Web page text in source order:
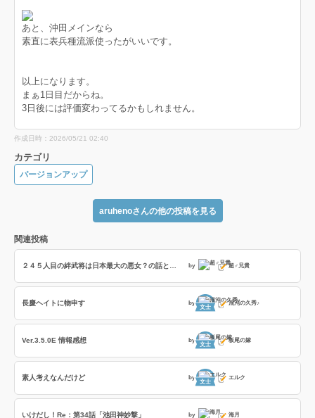
あと、沖田メインなら
素直に表兵種流派使ったがいいです。
以上になります。
まぁ1日目だからね。
3日後には評価変わってるかもしれません。
作成日時：2026/05/21 02:40
カテゴリ
バージョンアップ
aruhenoさんの他の投稿を見る
関連投稿
by 超♂兄貴
長慶ヘイトに物申す by
文士
混沌の久秀♪
Ver.3.5.0E 情報感想 by
文士
板尾の嫁
素人考えなんだけど by
文士
エルク
いけだし！Re：第34話「池田神妙撃」 by 海月